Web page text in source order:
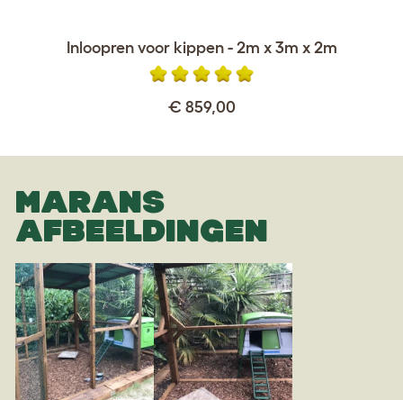
Inloopren voor kippen - 2m x 3m x 2m
€ 859,00
MARANS
AFBEELDINGEN